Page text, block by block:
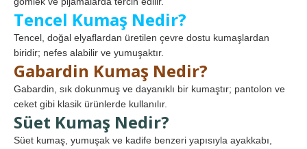
Tencel Kumaş Nedir?
Tencel, doğal elyaflardan üretilen çevre dostu kumaşlardan
biridir; nefes alabilir ve yumuşaktır.
Gabardin Kumaş Nedir?
Gabardin, sık dokunmuş ve dayanıklı bir kumaştır; pantolon ve
ceket gibi klasik ürünlerde kullanılır.
Süet Kumaş Nedir?
Süet kumaş, yumuşak ve kadife benzeri yapısıyla ayakkabı,